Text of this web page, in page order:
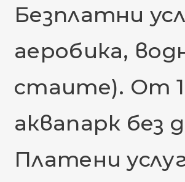
Безплатни
аеробика,
стаите). От
аквапарк без
Платени